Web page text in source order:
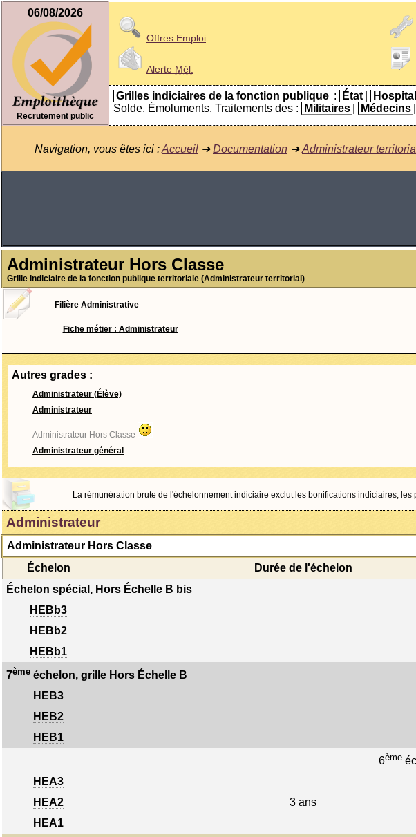
06/08/2026
Recrutement public
Offres Emploi
Alerte Mél.
Grilles indiciaires de la fonction publique : État
Solde, Émoluments, Traitements des :
Militaires Médecins
Navigation, vous êtes ici :Accueil ➜Documentation ➜Administrateur
Administrateur Hors Classe
Grille indiciaire de la fonction publique territoriale (Administrateur territorial)
Filière Administrative
Fiche métier : Administrateur
Autres grades :
Administrateur (Élève)
Administrateur
Administrateur Hors Classe
Administrateur général
La rémunération brute de l'échelonnement indiciaire exclut les bonifications indiciaires, les
Administrateur
Administrateur Hors Classe
Échelon
Durée de l'échelon
Échelon spécial, Hors Échelle B bis
HEBb3
HEBb2
HEBb1
7ème échelon, grille Hors Échelle B
HEB3
HEB2
HEB1
6ème
HEA3
HEA2
3 ans
HEA1